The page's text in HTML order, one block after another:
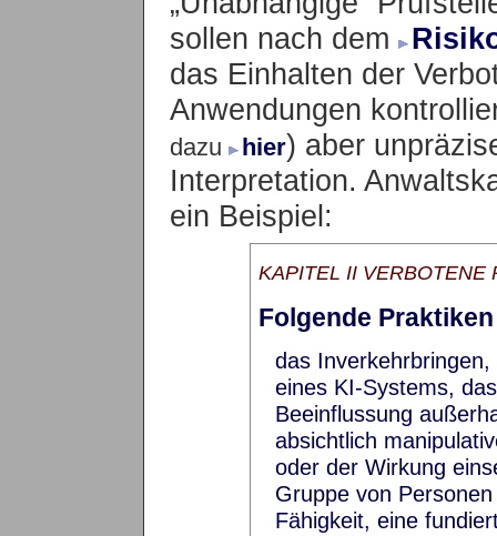
sollen nach dem
das Einhalten der
Anwendungen
dazu hier) aber
Interpretation.
ein Beispiel:
KAPITEL II VERBOTENE
Folgende
das
eines KI-Systems,
Beeinflussung
absichtlich
oder der Wirkung
Gruppe von
Fähigkeit, eine